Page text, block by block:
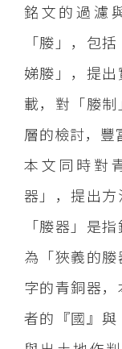
銘文的過濾
「媵」，包
娣媵」，提
載，對「媵
層的檢討，豐
本文同時對
器」，提出
「媵器」是
為「狹義的媵
字的青銅器
者的『國』